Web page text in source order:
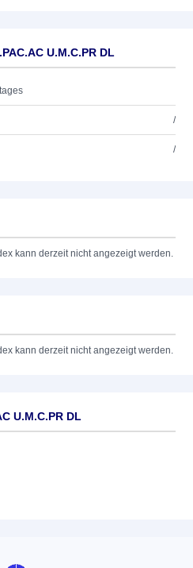
U.M.C.PR DL
/
/
kann derzeit nicht angezeigt werden.
kann derzeit nicht angezeigt werden.
U.M.C.PR DL